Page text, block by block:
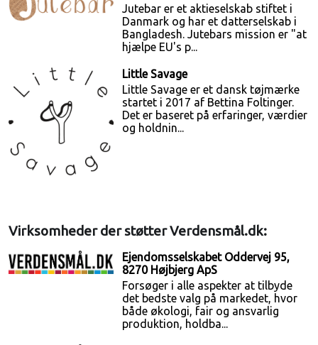
Jutebar er et aktieselskab stiftet i
Danmark og har et datterselskab i
Bangladesh. Jutebars mission er "at
hjælpe EU's p...
Little Savage
Little Savage er et dansk tøjmærke
startet i 2017 af Bettina Foltinger.
Det er baseret på erfaringer, værdier
og holdnin...
Virksomheder der støtter Verdensmål.dk:
Ejendomsselskabet Oddervej 95,
8270 Højbjerg ApS
Forsøger i alle aspekter at tilbyde
det bedste valg på markedet, hvor
både økologi, fair og ansvarlig
produktion, holdba...